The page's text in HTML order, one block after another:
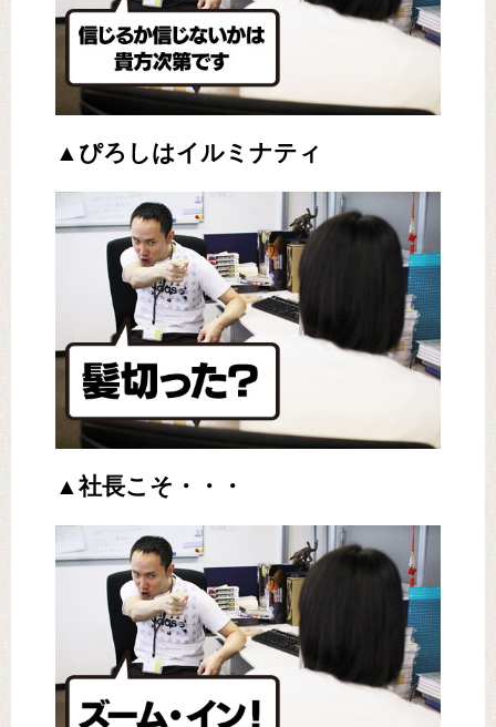
▲ぴろしはイルミナティ
▲社長こそ・・・